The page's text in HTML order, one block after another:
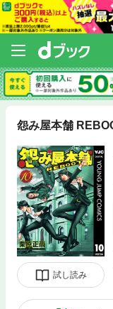
怨み屋本舗
試し読み